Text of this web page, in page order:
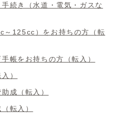
続き（水道・電気・ガスな
～125cc）をお持ちの方（転
帳をお持ちの方（転入）
）
成（転入）
転入）